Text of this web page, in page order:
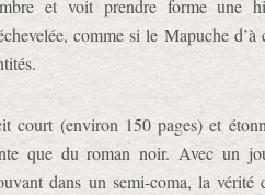
et voit prendre forme une
comme si le Mapuche
court (environ 150 pages) et
que du roman noir. Avec un
dans un semi-coma, la vérité